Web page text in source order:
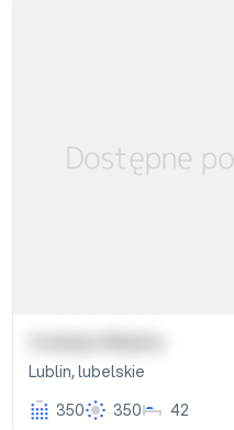
Avatary Miasta
Lublin,lubelskie
350
350 42